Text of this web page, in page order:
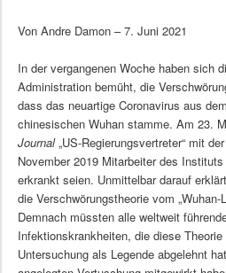
Von Andre Damon – 7. Juni 2021
In der vergangenen Woche haben sich
Administration bemüht, die
dass das neuartige Coronavirus aus
chinesischen Wuhan stamme. Am 23.
Journal„US-Regierungsvertreter“ mit
November 2019 Mitarbeiter des
erkrankt seien. Unmittelbar darauf
die Verschwörungstheorie vom „Wuhan-
Demnach müssten alle weltweit
Infektionskrankheiten, die diese
Untersuchung als Legende abgelehnt